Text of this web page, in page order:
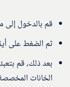
قم بالدخول إلى
ثم الضغط على
بعد ذلك، قم
الخانات